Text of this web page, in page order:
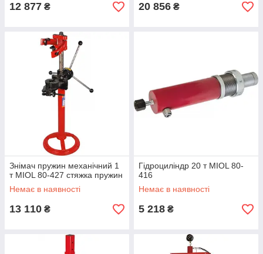
12 877 ₴ 20 856 ₴
Знімач пружин механічний 1
т MIOL 80-427 стяжка пружин
Немає в наявності
13 110 ₴
Гідроциліндр 20 т MIOL 80-
416
Немає в наявності
5 218 ₴